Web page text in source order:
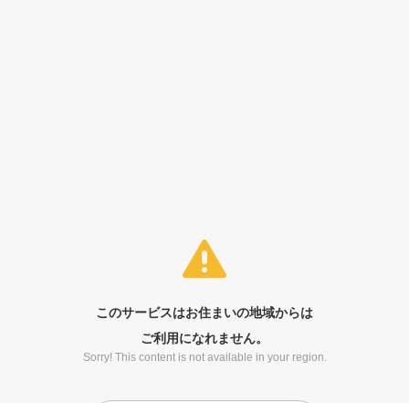
このサービスはお住まいの地域からは
ご利用になれません。
Sorry! This content is not available in your region.